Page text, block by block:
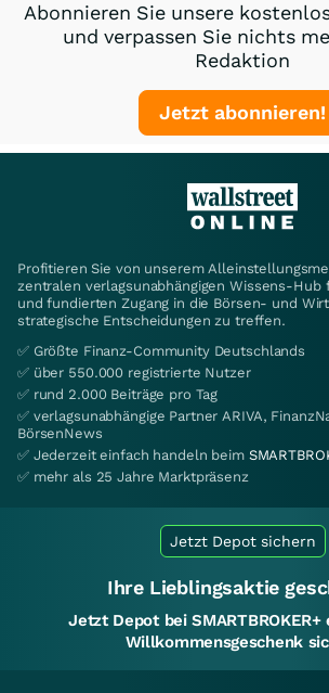
Abonnieren Sie unsere
und verpassen Sie nichts
Redaktion
Jetzt abonnieren!
Profitieren Sie von unserem
zentralen verlagsunabhängigen Wissens-Hub
und fundierten Zugang in die Börsen- und
strategische Entscheidungen zu treffen.
✅ Größte Finanz-Community Deutschlands
✅ über 550.000 registrierte Nutzer
✅ rund 2.000 Beiträge pro Tag
✅ verlagsunabhängige Partner ARIVA,
BörsenNews
✅ Jederzeit einfach handeln beim
✅ mehr als 25 Jahre Marktpräsenz
Jetzt Depot sichern
Ihre Lieblingsaktie
Jetzt Depot bei
Willkommensgeschenk